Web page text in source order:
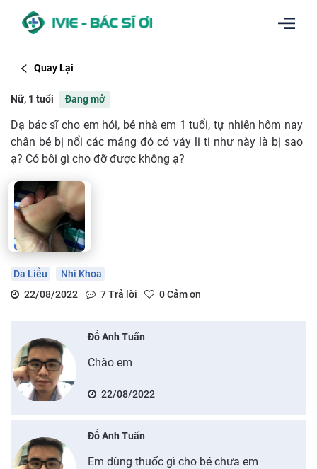
Quay Lại
Nữ, 1 tuổi Đang mở
Dạ bác sĩ cho em hỏi, bé nhà em 1 tuổi, tự nhiên hôm nay
chân bé bị nổi các mảng đỏ có vảy li ti như này là bị sao
ạ? Có bôi gì cho đỡ được không ạ?
Da Liễu
Nhi Khoa
22/08/2022
7Trả lời 0Cảm ơn
Đỗ Anh Tuấn
Chào em
22/08/2022
Đỗ Anh Tuấn
Em dùng thuốc gì cho bé chưa em